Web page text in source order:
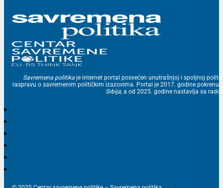
Savremena politika je internet portal posvećen unutrašnjoj i spoljnoj
raspravu o savremenim političkim izazovima. Portal je 2017. godine
Srbija, a od 2025. godine nastavlja sa